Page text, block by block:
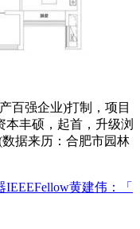
百强企业)打制，项目
丰硕，起首，升级浏
据来历：合肥市园林
黄建伟：「